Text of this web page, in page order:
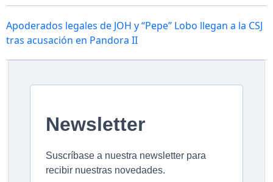
Apoderados legales de JOH y “Pepe” Lobo llegan a la CSJ
tras acusación en Pandora II